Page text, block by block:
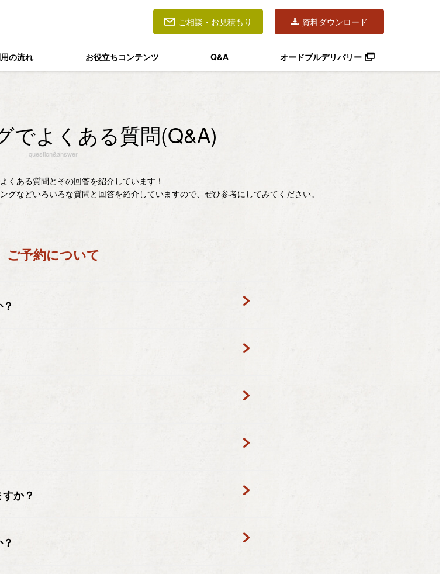
ご相談・お見積もり 資料ダウンロード
の流れ お役立ちコンテンツ Q&A オードブルデリバリー
でよくある質問(Q&A)
question&answer
くある質問とその回答を紹介しています！
などいろいろな質問と回答を紹介していますので、ぜひ参考にしてみてください。
ご予約について
か？